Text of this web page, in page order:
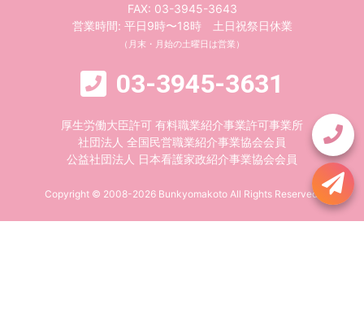
FAX: 03-3945-3643
営業時間: 平日9時〜18時 土日祝祭日休業
（月末・月始の土曜日は営業）
03-3945-3631
厚生労働大臣許可 有料職業紹介事業許可事業所
社団法人 全国民営職業紹介事業協会会員
公益社団法人 日本看護家政紹介事業協会会員
Copyright © 2008-2026 Bunkyomakoto All Rights Reserved.